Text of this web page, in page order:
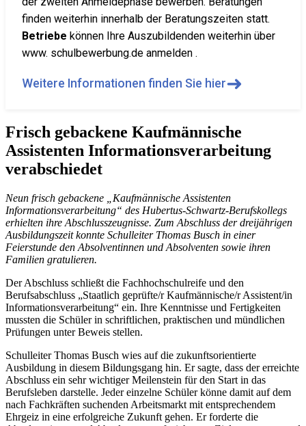
finden weiterhin innerhalb der Beratungszeiten statt.
Betriebe können Ihre Auszubildenden weiterhin über
www. schulbewerbung.de anmelden .
Weitere Informationen finden Sie hier➜
Frisch gebackene Kaufmännische
Assistenten Informationsverarbeitung
verabschiedet
Neun frisch gebackene „Kaufmännische Assistenten
Informationsverarbeitung“ des Hubertus-Schwartz-Berufskollegs
erhielten ihre Abschlusszeugnisse. Zum Abschluss der dreijährigen
Ausbildungszeit konnte Schulleiter Thomas Busch in einer
Feierstunde den Absolventinnen und Absolventen sowie ihren
Familien gratulieren.
Der Abschluss schließt die Fachhochschulreife und den
Berufsabschluss „Staatlich geprüfte/r Kaufmännische/r Assistent/in
Informationsverarbeitung“ ein. Ihre Kenntnisse und Fertigkeiten
mussten die Schüler in schriftlichen, praktischen und mündlichen
Prüfungen unter Beweis stellen.
Schulleiter Thomas Busch wies auf die zukunftsorientierte
Ausbildung in diesem Bildungsgang hin. Er sagte, dass der erreichte
Abschluss ein sehr wichtiger Meilenstein für den Start in das
Berufsleben darstelle. Jeder einzelne Schüler könne damit auf dem
nach Fachkräften suchenden Arbeitsmarkt mit entsprechendem
Ehrgeiz in eine erfolgreiche Zukunft gehen. Er forderte die